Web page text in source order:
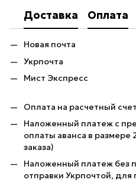
Доставка Оплата
Новая почта
Укрпочта
Мист Экспресс
Оплата на расчетный счет
Наложенный платеж с
оплаты аванса в
заказа)
Наложенный платеж без
отправки Укрпочтой, для